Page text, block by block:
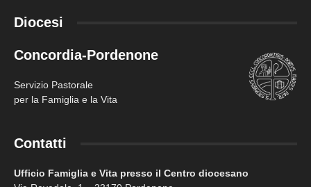
Diocesi
Concordia-Pordenone
Servizio Pastorale
per la Famiglia e la Vita
Contatti
Ufficio Famiglia e Vita presso il Centro diocesano